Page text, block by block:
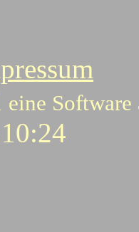
eine Software